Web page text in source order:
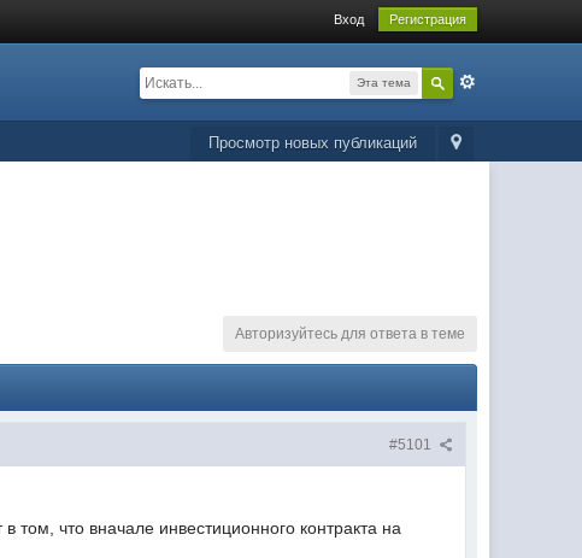
Вход Регистрация
Эта тема
Просмотр новых публикаций
Авторизуйтесь для ответа в теме
#5101
что вначале инвестиционного контракта на